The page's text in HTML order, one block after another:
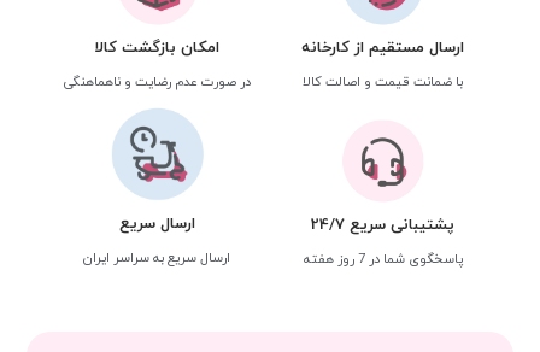
ارسال مستقیم از کارخانه
با ضمانت قیمت و اصالت کالا
امکان بازگشت کالا
در صورت عدم رضایت و ناهماهنگی
پشتیبانی سریع 24/7
پاسخگوی شما در 7 روز هفته
ارسال سریع
ارسال سریع به سراسر ایران